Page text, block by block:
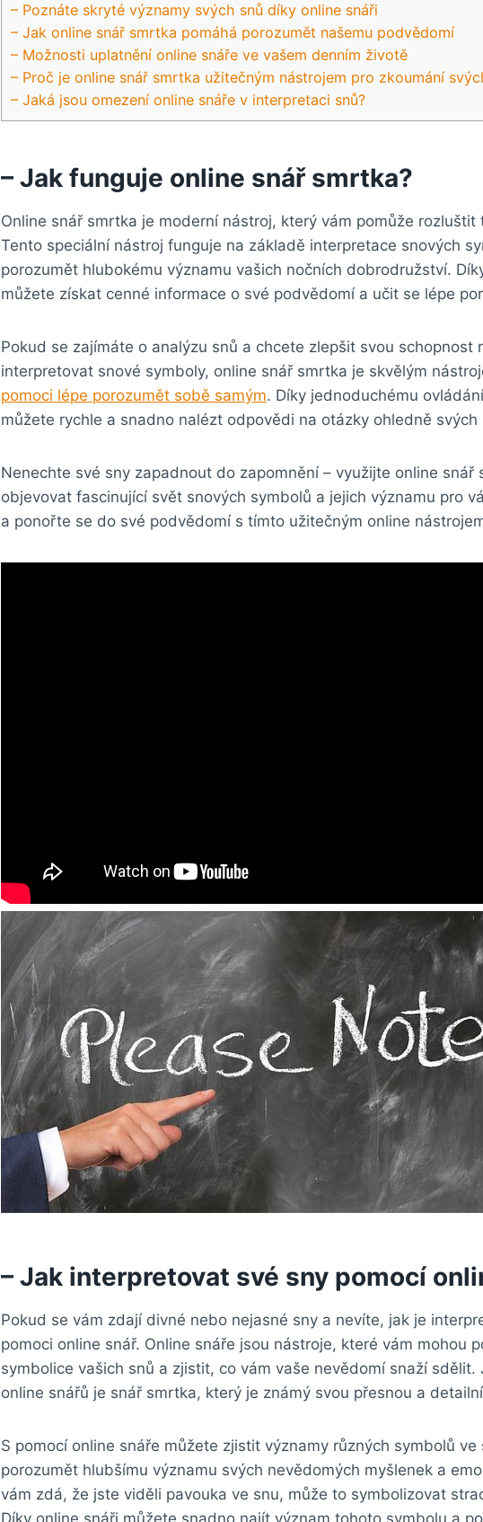
– Poznáte skryté významy svých snů díky online snáři
– Jak online snář smrtka pomáhá porozumět našemu podvědomí
– Možnosti uplatnění online snáře ve vašem denním životě
– Proč je online snář smrtka užitečným nástrojem pro zkoumání
– Jaká jsou omezení online snáře v interpretaci snů?
– Jak funguje online snář smrtka?
Online snář smrtka je moderní nástroj, který vám pomůže rozluštit
Tento speciální nástroj funguje na základě interpretace snových
porozumět hlubokému významu vašich nočních dobrodružství.
můžete získat cenné informace o své podvědomí a učit se lépe
Pokud se zajímáte o analýzu snů a chcete zlepšit svou schopnost
interpretovat snové symboly, online snář smrtka je skvělým
pomoci lépe porozumět sobě samým. Díky jednoduchému
můžete rychle a snadno nalézt odpovědi na otázky ohledně svých
Nenechte své sny zapadnout do zapomnění – využijte online snář
objevovat fascinující svět snových symbolů a jejich významu pro
a ponořte se do své podvědomí s tímto užitečným online
– Jak interpretovat své sny pomocí
Pokud se vám zdají divné nebo nejasné sny a nevíte, jak je
pomoci online snář. Online snáře jsou nástroje, které vám mohou
symbolice vašich snů a zjistit, co vám vaše nevědomí snaží sdělit.
online snářů je snář smrtka, který je známý svou přesnou a
S pomocí online snáře můžete zjistit významy různých symbolů ve
porozumět hlubšímu významu svých nevědomých myšlenek a
vám zdá, že jste viděli pavouka ve snu, může to symbolizovat